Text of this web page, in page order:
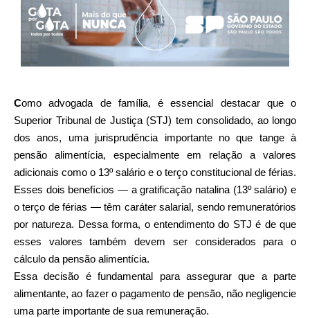
Como advogada de família, é essencial destacar que o
Superior Tribunal de Justiça (STJ) tem consolidado, ao longo
dos anos, uma jurisprudência importante no que tange à
pensão alimentícia, especialmente em relação a valores
adicionais como o 13º salário e o terço constitucional de férias.
Esses dois benefícios — a gratificação natalina (13º salário) e
o terço de férias — têm caráter salarial, sendo remuneratórios
por natureza. Dessa forma, o entendimento do STJ é de que
esses valores também devem ser considerados para o
cálculo da pensão alimentícia.
Essa decisão é fundamental para assegurar que a parte
alimentante, ao fazer o pagamento de pensão, não negligencie
uma parte importante de sua remuneração.